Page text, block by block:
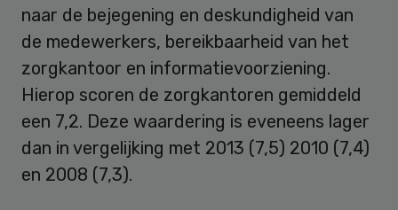
naar de bejegening en deskundigheid van
de medewerkers, bereikbaarheid van het
zorgkantoor en informatievoorziening.
Hierop scoren de zorgkantoren gemiddeld
een 7,2. Deze waardering is eveneens lager
dan in vergelijking met 2013 (7,5) 2010 (7,4)
en 2008 (7,3).